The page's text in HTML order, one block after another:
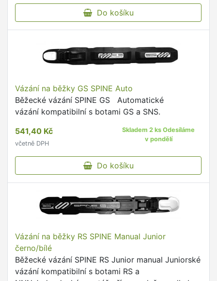
Do košíku
Vázání na běžky GS SPINE Auto
Běžecké vázání SPINE GS Automatické
vázání kompatibilní s botami GS a SNS.
541,40 Kč
včetně DPH
Skladem 2 ks Odesíláme
v pondělí
Do košíku
Vázání na běžky RS SPINE Manual Junior
černo/bílé
Běžecké vázání SPINE RS Junior manual Juniorské
vázání kompatibilní s botami RS a